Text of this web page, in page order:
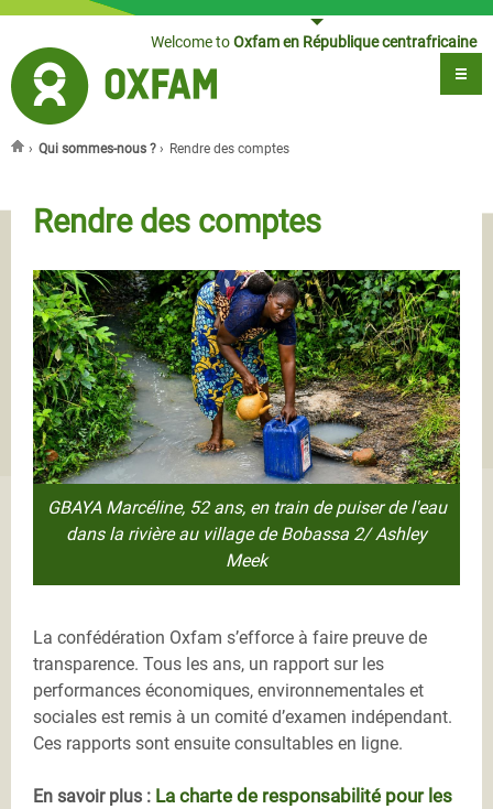
Jump to navigationWelcome toOxfam en République centrafricaine
› Qui sommes-nous ? › Rendre des comptes
Rendre des comptes
GBAYA Marcéline, 52 ans, en train de puiser de l'eau
dans la rivière au village de Bobassa 2/ Ashley
Meek
La confédération Oxfam s’efforce à faire preuve de
transparence. Tous les ans, un rapport sur les
performances économiques, environnementales et
sociales est remis à un comité d’examen indépendant.
Ces rapports sont ensuite consultables en ligne.
En savoir plus : La charte de responsabilité pour les